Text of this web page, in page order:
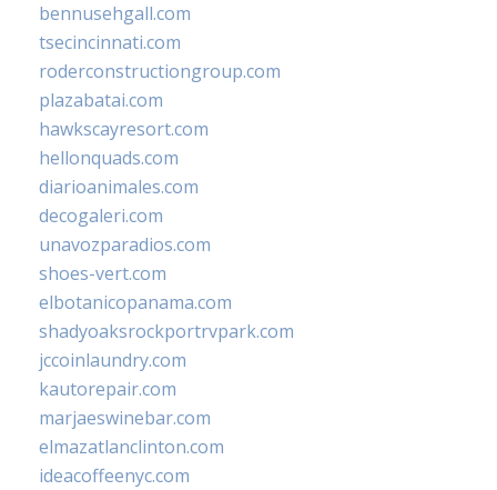
bennusehgall.com
tsecincinnati.com
roderconstructiongroup.com
plazabatai.com
hawkscayresort.com
hellonquads.com
diarioanimales.com
decogaleri.com
unavozparadios.com
shoes-vert.com
elbotanicopanama.com
shadyoaksrockportrvpark.com
jccoinlaundry.com
kautorepair.com
marjaeswinebar.com
elmazatlanclinton.com
ideacoffeenyc.com